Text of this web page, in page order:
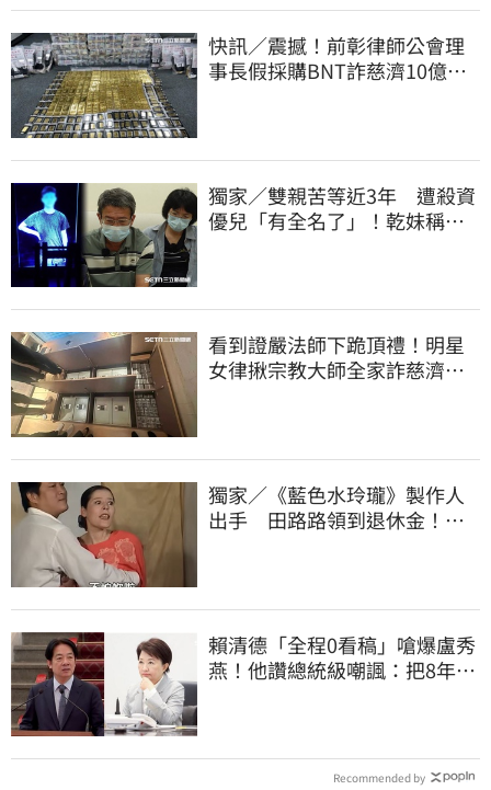
快訊／震撼！前彰律師公會理
事長假採購BNT詐慈濟10億、
獨家／雙親苦等近3年 遭殺資
優兒「有全名了」！乾妹稱賠
看到證嚴法師下跪頂禮！明星
女律揪宗教大師全家詐慈濟…
獨家／《藍色水玲瓏》製作人
出手 田路路領到退休金！隱
賴清德「全程0看稿」嗆爆盧秀
燕！他讚總統級嘲諷：把8年總
Recommended by